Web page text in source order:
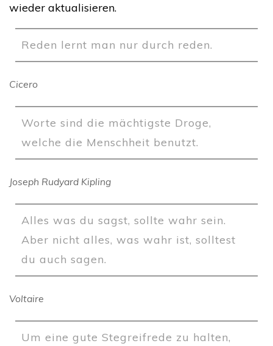
wieder aktualisieren.
Reden lernt man nur durch reden.
Cicero
Worte sind die mächtigste Droge,
welche die Menschheit benutzt.
Joseph Rudyard Kipling
Alles was du sagst, sollte wahr sein.
Aber nicht alles, was wahr ist, solltest
du auch sagen.
Voltaire
Um eine gute Stegreifrede zu halten,